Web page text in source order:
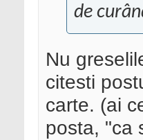
de
Nu
citesti
carte. (ai
posta, "ca